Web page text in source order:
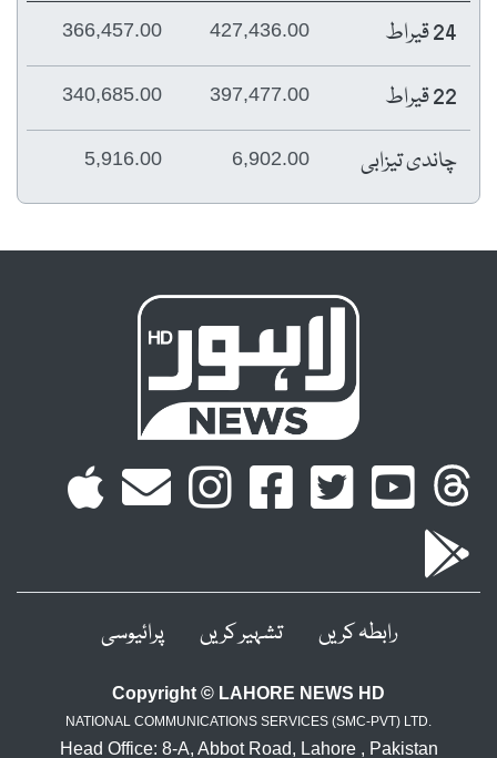
24 قیراط
427,436.00
366,457.00
22 قیراط 397,477.00
340,685.00
چاندی تیزابی 6,902.00
5,916.00
رابطہ کریں تشہیر کریں پرائیوسی
Copyright © LAHORE NEWS HD
NATIONAL COMMUNICATIONS SERVICES (SMC-PVT) LTD.
Head Office: 8-A, Abbot Road, Lahore , Pakistan